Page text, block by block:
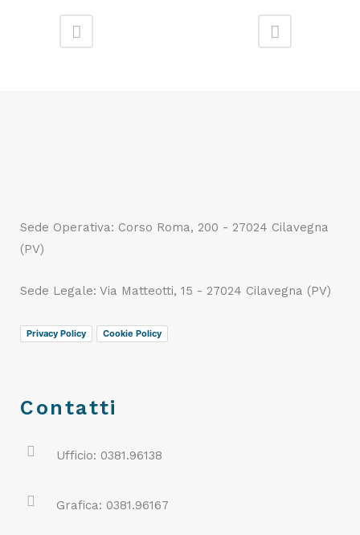
Sede Operativa: Corso Roma, 200 - 27024 Cilavegna
(PV)
Sede Legale: Via Matteotti, 15 - 27024 Cilavegna (PV)
Privacy Policy Cookie Policy
Contatti
Ufficio: 0381.96138
Grafica: 0381.96167